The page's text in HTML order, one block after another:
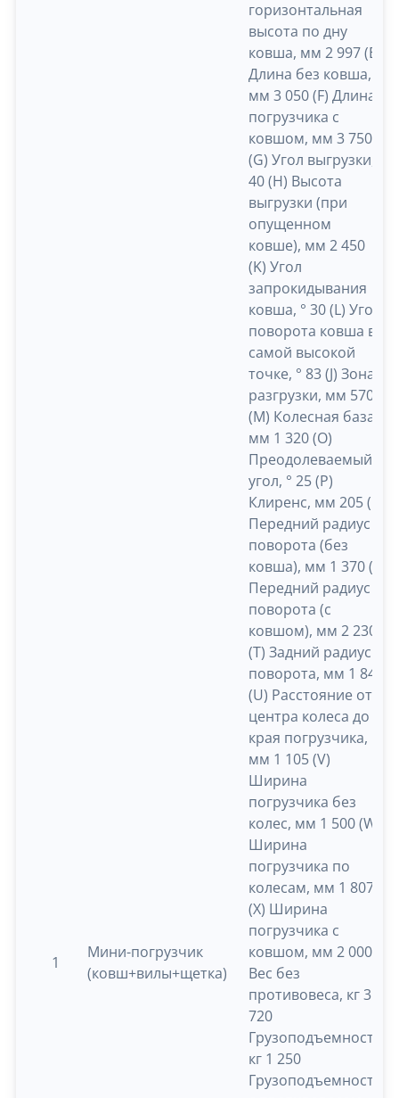
1
Мини-погрузчик
(ковш+вилы+щетка)
горизонтальная
высота по дну
ковша, мм 2 997 (E)
Длина без ковша,
мм 3 050 (F) Длина
погрузчика с
ковшом, мм 3 750
(G) Угол выгрузки, °
40 (H) Высота
выгрузки (при
опущенном
ковше), мм 2 450
(K) Угол
запрокидывания
ковша, ° 30 (L) Угол
поворота ковша в
самой высокой
точке, ° 83 (J) Зона
разгрузки, мм 570
(M) Колесная база,
мм 1 320 (O)
Преодолеваемый
угол, ° 25 (P)
Клиренс, мм 205 (R)
Передний радиус
поворота (без
ковша), мм 1 370 (S)
Передний радиус
поворота (с
ковшом), мм 2 230
(T) Задний радиус
поворота, мм 1 840
(U) Расстояние от
центра колеса до
края погрузчика,
мм 1 105 (V)
Ширина
погрузчика без
колес, мм 1 500 (W)
Ширина
погрузчика по
колесам, мм 1 807
(X) Ширина
погрузчика с
ковшом, мм 2 000
Вес без
противовеса, кг 3
720
Грузоподъемность,
кг 1 250
Грузоподъемность